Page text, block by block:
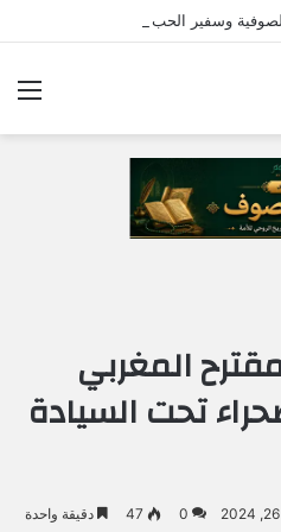
وسفير الحب الإلهي في مصر
المغربي
تحت السيادة
0
47 دقيقة واحدة